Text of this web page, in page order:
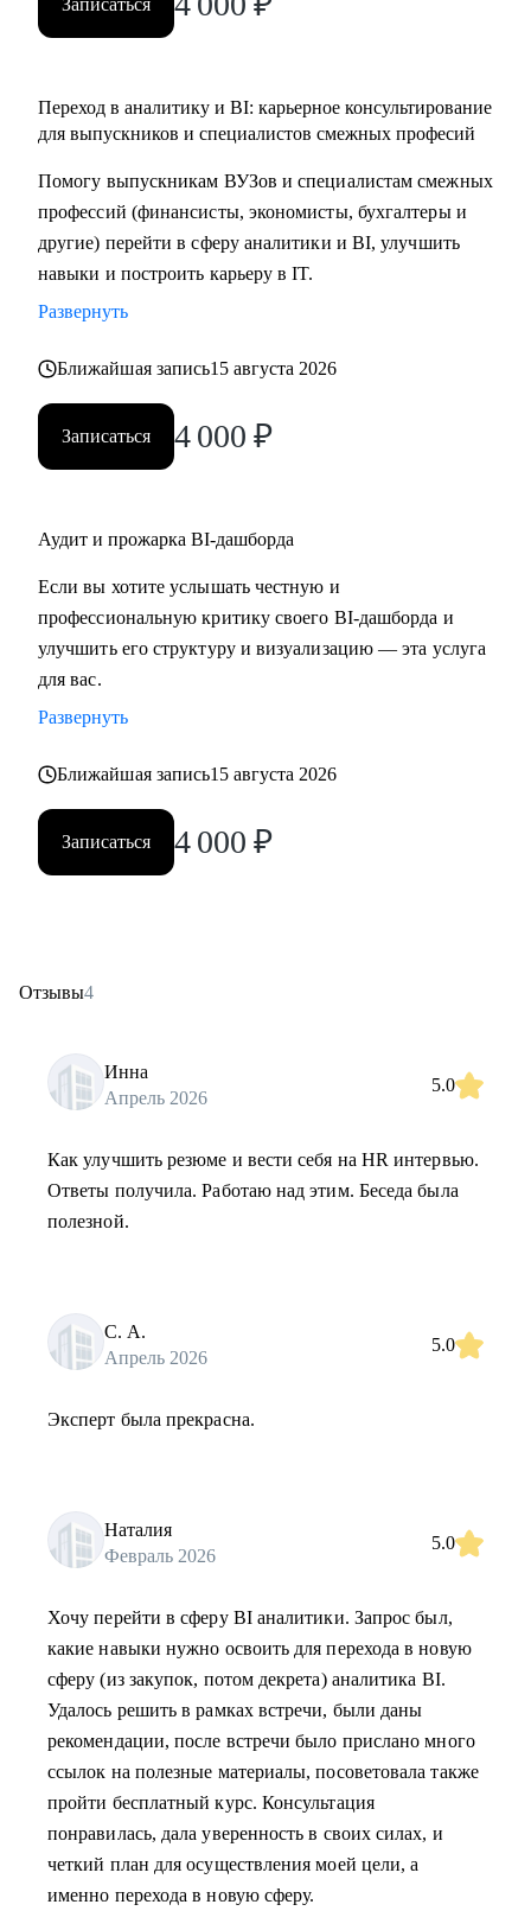
(Junior, Middle, Senior уровни)
• Кандидатам, готовящимся к собеседованию на позицию
аналитика
• Менеджерам и руководителям команд в области
аналитики и BI
• Профессионалам, стремящимся перейти в сферу
• Бизнес-пользователям, работающим с дашбордами и
Записаться
Переход в аналитику и BI: карьерное консультирование
для выпускников и специалистов смежных професий
Помогу выпускникам ВУЗов и специалистам смежных
профессий (финансисты, экономисты, бухгалтеры и
другие) перейти в сферу аналитики и BI, улучшить
навыки и построить карьеру в IT.
Развернуть
Ближайшая запись15 августа 2026
Записаться 4 000 ₽
Аудит и прожарка BI-дашборда
Если вы хотите услышать честную и
профессиональную критику своего BI-дашборда и
улучшить его структуру и визуализацию — эта услуга
для вас.
Развернуть
Ближайшая запись15 августа 2026
Записаться 4 000 ₽
Отзывы4
Инна
Апрель 2026
5.0
Как улучшить резюме и вести себя на HR интервью.
Ответы получила. Работаю над этим. Беседа была
полезной.
С. А.
Апрель 2026
5.0
Эксперт была прекрасна.
Наталия
Февраль 2026
5.0
Хочу перейти в сферу BI аналитики. Запрос был,
какие навыки нужно освоить для перехода в новую
сферу (из закупок, потом декрета) аналитика BI.
Удалось решить в рамках встречи, были даны
рекомендации, после встречи было прислано много
ссылок на полезные материалы, посоветовала также
пройти бесплатный курс. Консультация
понравилась, дала уверенность в своих силах, и
четкий план для осуществления моей цели, а
именно перехода в новую сферу.